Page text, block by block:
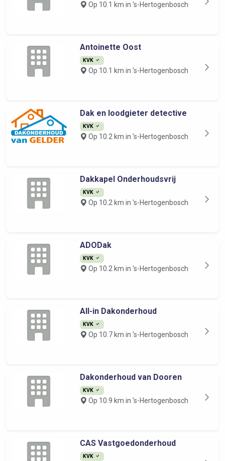
Op 10.1 km in 's-Hertogenbosch
Antoinette Oost
KVK
Op 10.1 km in 's-Hertogenbosch
Dak en loodgieter detective
KVK
Op 10.2 km in 's-Hertogenbosch
Dakkapel Onderhoudsvrij
KVK
Op 10.2 km in 's-Hertogenbosch
ADODak
KVK
Op 10.2 km in 's-Hertogenbosch
All-in Dakonderhoud
KVK
Op 10.7 km in 's-Hertogenbosch
Dakonderhoud van Dooren
KVK
Op 10.9 km in 's-Hertogenbosch
CAS Vastgoedonderhoud
KVK